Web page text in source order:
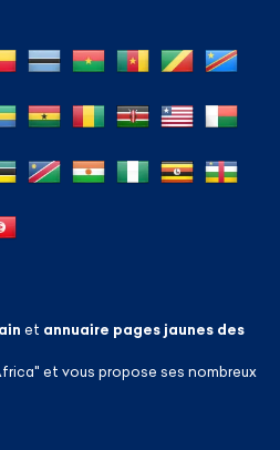
et annuaire pages jaunes des
et vous propose ses nombreux